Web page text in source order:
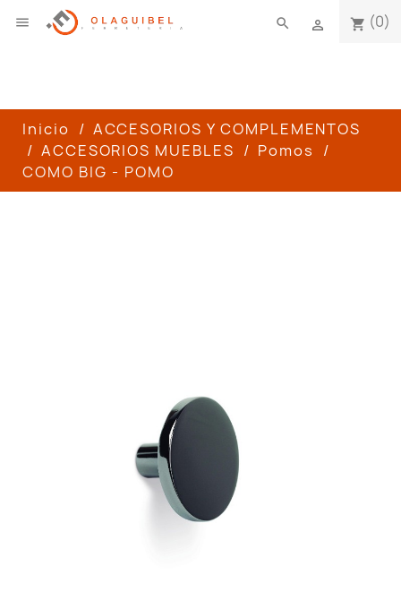
 shopping_cart (0)

search
Inicio
ACCESORIOS Y COMPLEMENTOS
ACCESORIOS MUEBLES
Pomos
COMO BIG - POMO